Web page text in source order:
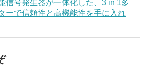
信号発生器が一体化した、3 in 1多
ーで信頼性と高機能性を手に入れ